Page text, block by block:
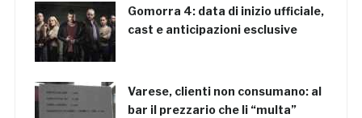
Gomorra 4: data di inizio ufficiale,
cast e anticipazioni esclusive
Varese, clienti non consumano: al
bar il prezzario che li “multa”